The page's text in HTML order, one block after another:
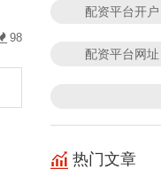
98
配资平台开户
配资平台网址
热门文章